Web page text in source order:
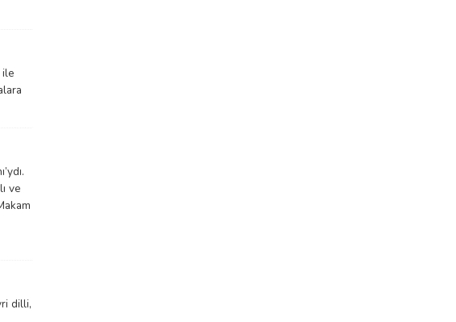
ile
ve
dilli,